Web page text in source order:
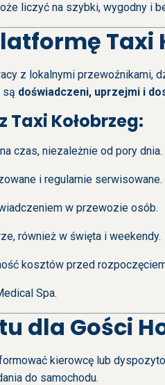
liczyć na szybki, wygodny i
Taxi
z lokalnymi przewoźnikami,
są doświadczeni, uprzejmi i
Kołobrzeg:
czas, niezależnie od pory dnia.
i regularnie serwisowane.
w przewozie osób.
również w święta i weekendy.
kosztów przed
Spa.
dla Gości
kierowcę lub
do samochodu.